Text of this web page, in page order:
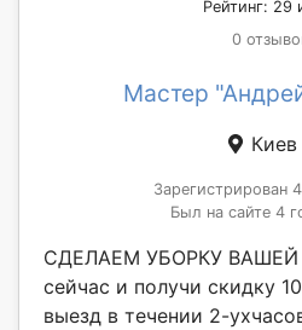
Рейтинг: 29
0
Мастер
Киев
Зарегистрирован
Был на сайте 4
СДЕЛАЕМ УБОРКУ ВАШЕЙ
сейчас и получи скидку
выезд в течении 2-